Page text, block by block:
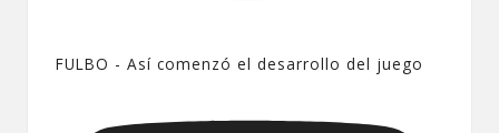
FULBO - Así comenzó el desarrollo del juego